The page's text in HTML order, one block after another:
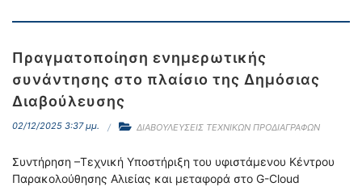
Πραγματοποίηση ενημερωτικής
συνάντησης στο πλαίσιο της Δημόσιας
Διαβούλευσης
02/12/2025 3:37 μμ. ΔΙΑΒΟΥΛΕΥΣΕΙΣ ΤΕΧΝΙΚΩΝ ΠΡΟΔΙΑΓΡΑΦΩΝ
Συντήρηση –Τεχνική Υποστήριξη του υφιστάμενου Κέντρου
Παρακολούθησης Αλιείας και μεταφορά στο G-Cloud